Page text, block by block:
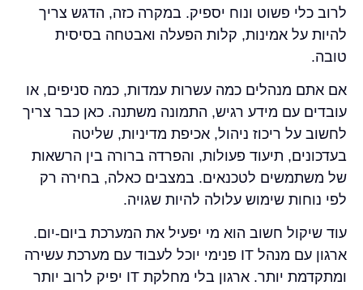
לרוב כלי פשוט ונוח יספיק. במקרה כזה, הדגש צריך
להיות על אמינות, קלות הפעלה ואבטחה בסיסית
טובה.
אם אתם מנהלים כמה עשרות עמדות, כמה סניפים, או
עובדים עם מידע רגיש, התמונה משתנה. כאן כבר צריך
לחשוב על ריכוז ניהול, אכיפת מדיניות, שליטה
בעדכונים, תיעוד פעולות, והפרדה ברורה בין הרשאות
של משתמשים לטכנאים. במצבים כאלה, בחירה רק
לפי נוחות שימוש עלולה להיות שגויה.
עוד שיקול חשוב הוא מי יפעיל את המערכת ביום-יום.
ארגון עם מנהל IT פנימי יוכל לעבוד עם מערכת עשירה
ומתקדמת יותר. ארגון בלי מחלקת IT יפיק לרוב יותר